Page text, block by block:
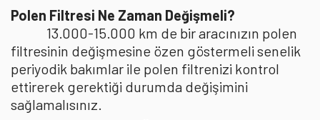
Polen Filtresi Ne Zaman Değişmeli?
13.000-15.000 km de bir aracınızın polen
filtresinin değişmesine özen göstermeli senelik
periyodik bakımlar ile polen filtrenizi kontrol
ettirerek gerektiği durumda değişimini
sağlamalısınız.